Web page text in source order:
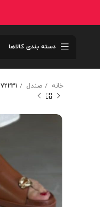
دسته بندی کالاها
خانه صندل 72231 – 72231 انگشتي يراقدار توخالي